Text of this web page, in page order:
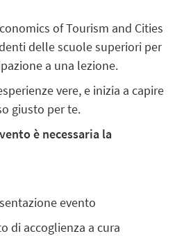
of Tourism and Cities
delle scuole superiori per
a una lezione.
vere, e inizia a capire
giusto per te.
è necessaria la
evento
di accoglienza a cura